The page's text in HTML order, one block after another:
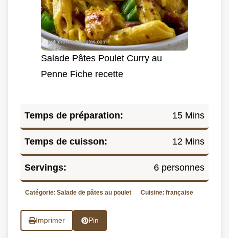
Salade Pâtes Poulet Curry au
Penne Fiche recette
Temps de préparation: 15 Mins
Temps de cuisson: 12 Mins
Servings: 6 personnes
Catégorie: Salade de pâtes au poulet Cuisine: française
Imprimer Pin